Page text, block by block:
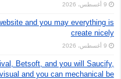
9 أغسطس، 2026
and you may everything is
create nicely
9 أغسطس، 2026
Betsoft, and you will Saucify,
and you can mechanical be